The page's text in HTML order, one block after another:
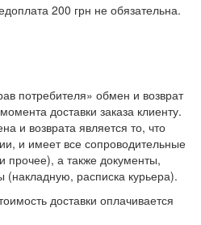
200 грн не обязательна.
потребителя» обмен и возврат
доставки заказа клиенту.
и возврата является то, что
и имеет все сопроводительные
прочее), а также документы,
расписка курьера).
доставки оплачивается